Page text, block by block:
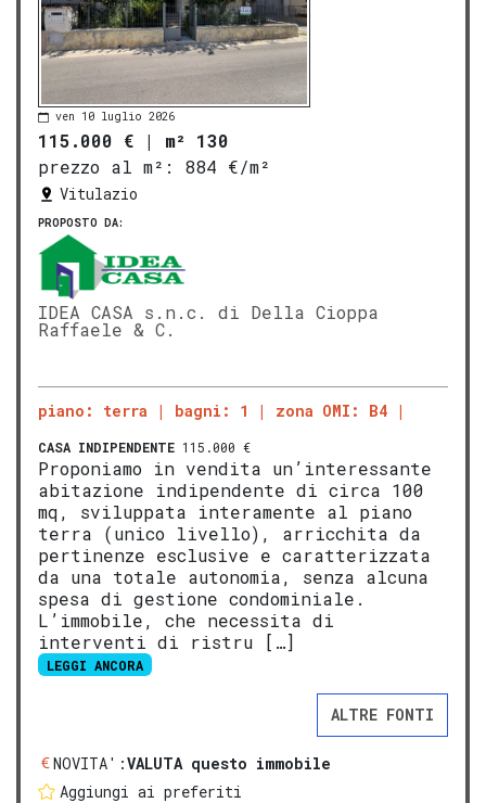
ven 10 luglio 2026
115.000 € | m² 130
prezzo al m²:
884 €/m²
Vitulazio
PROPOSTO DA:
IDEA CASA s.n.c. di Della Cioppa
Raffaele & C.
piano: terra bagni: 1 zona OMI: B4
CASA INDIPENDENTE 115.000 €
Proponiamo in vendita un’interessante
abitazione indipendente di circa 100
mq, sviluppata interamente al piano
terra (unico livello), arricchita da
pertinenze esclusive e caratterizzata
da una totale autonomia, senza alcuna
spesa di gestione condominiale.
L’immobile, che necessita di
interventi di ristru […]
LEGGI ANCORA
ALTRE FONTI
NOVITA':VALUTA questo immobile
Aggiungi ai preferiti